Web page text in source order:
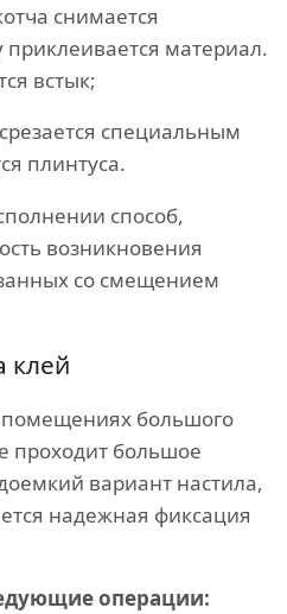
снимается
приклеивается материал.
встык;
специальным
плинтуса.
способ,
возникновения
со смещением
клей
помещениях большого
проходит большое
вариант настила,
надежная фиксация
операции: